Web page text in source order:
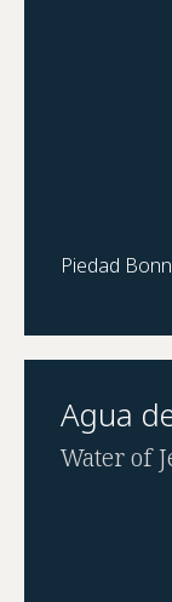
Piedad
Agua
Water of